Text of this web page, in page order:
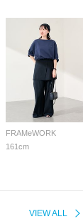
FRAMeWORK
161cm
VIEW ALL